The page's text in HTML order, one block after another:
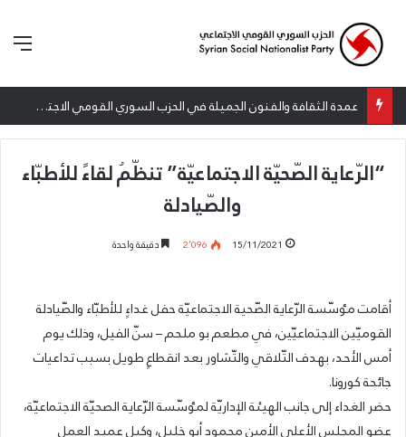
عمدة الثقافة والفنون الجميلة في الحزب السوري القومي الاجتماعي تعلن نتائج الدورة الخامسة من جائزة أنطون سعاده الأدبية
“الرّعاية الصّحيّة الاجتماعيّة” تنظّمُ لقاءً للأطبّاء
والصّيادلة
15/11/2021 2٬096 دقيقة واحدة
أقامت مٶسّسة الرّعایة الصّحیة الاجتماعيّة حفل غداءٍ للأطبّاء والصّیادلة
القومیّین الاجتماعيّين، في مطعم بو ملحم – سنّ الفیل، وذلك يوم
أمس الأحد، بهدف التّلاقي والتّشاور بعد انقطاعٍ طويل بسبب تداعیات
جائحة کورونا.
حضر الغداء إلى جانب الهیٸة الإداريّة لمٶسّسة الرّعایة الصحیّة الاجتماعيّة،
عضو المجلس الأعلى الأمين محمود أبو خلیل، وكيل عميد العمل